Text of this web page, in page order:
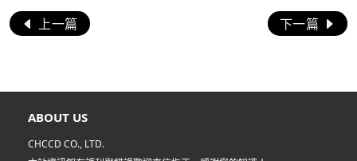
上一篇 下一篇
ABOUT US
CHCCD CO., LTD.